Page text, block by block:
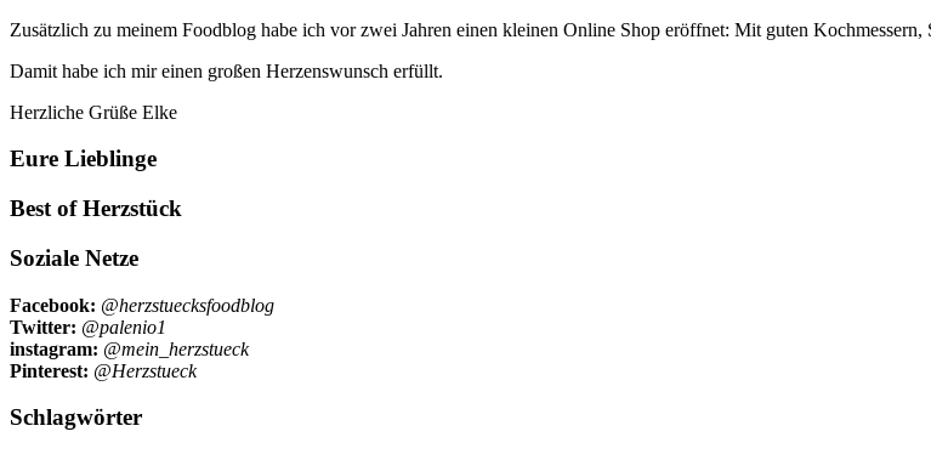
Zusätzlich zu meinem Foodblog habe ich vor zwei Jahren einen kleinen Online Shop eröffnet: Mit guten
Damit habe ich mir einen großen Herzenswunsch erfüllt.
Herzliche Grüße Elke
Eure Lieblinge
Best of Herzstück
Soziale Netze
Facebook: @herzstuecksfoodblog
Twitter: @palenio1
instagram: @mein_herzstueck
Pinterest: @Herzstueck
Schlagwörter